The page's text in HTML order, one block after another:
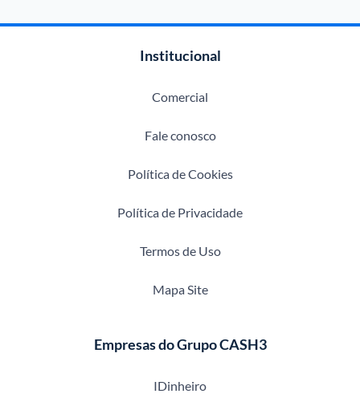
Institucional
Comercial
Fale conosco
Política de Cookies
Política de Privacidade
Termos de Uso
Mapa Site
Empresas do Grupo CASH3
IDinheiro